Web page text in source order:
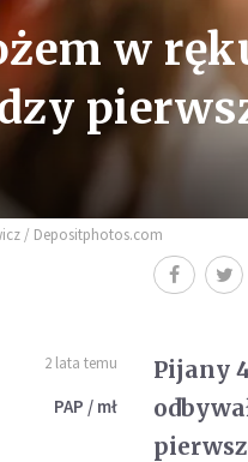
w
/ Depositphotos.com
2 lata temu
PAP / mł
Pijany